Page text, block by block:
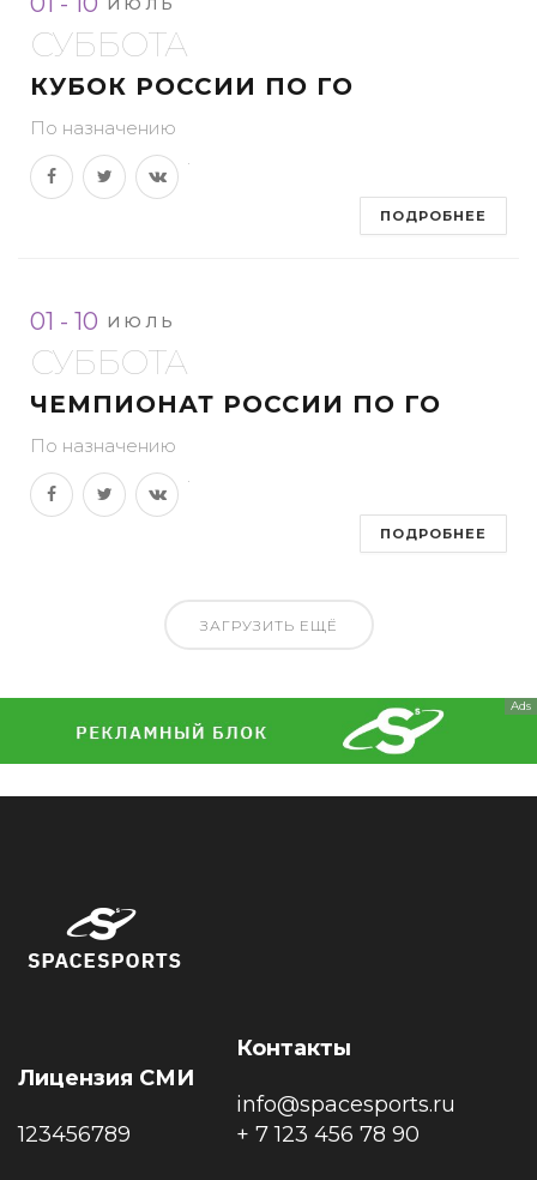
СУББОТА
КУБОК РОССИИ ПО ГО
По назначению
ПОДРОБНЕЕ
01 - 10 ИЮЛЬ
СУББОТА
ЧЕМПИОНАТ РОССИИ ПО ГО
По назначению
ПОДРОБНЕЕ
ЗАГРУЗИТЬ ЕЩЁ
Ads
Лицензия СМИ
123456789
Контакты
info@spacesports.ru
+ 7 123 456 78 90